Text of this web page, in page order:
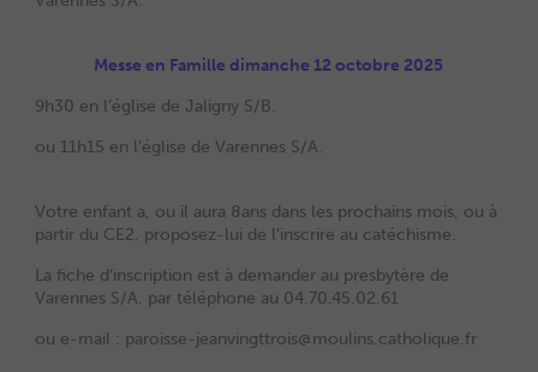
Messe en Famille dimanche 12 octobre 2025
9h30 en l’église de Jaligny S/B.
ou 11h15 en l’église de Varennes S/A.
Votre enfant a, ou il aura 8ans dans les prochains mois, ou à
partir du CE2, proposez-lui de l’inscrire au catéchisme.
La fiche d’inscription est à demander au presbytère de
Varennes S/A. par téléphone au 04.70.45.02.61
ou e-mail : paroisse-jeanvingttrois@moulins.catholique.fr